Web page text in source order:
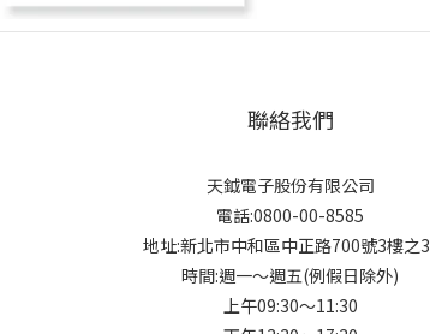
聯絡我們
天鉞電子股份有限公司
電話:0800-00-8585
地址:新北市中和區中正路700號3樓之3
時間:週一～週五(例假日除外)
上午09:30～11:30